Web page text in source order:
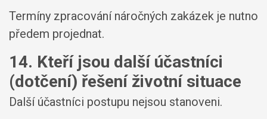
Termíny zpracování náročných zakázek je nutno
předem projednat.
14. Kteří jsou další účastníci
(dotčení) řešení životní situace
Další účastníci postupu nejsou stanoveni.